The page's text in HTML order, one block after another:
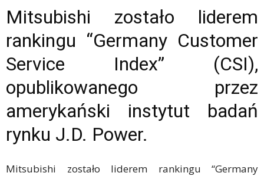
Mitsubishi zostało liderem
rankingu “Germany Customer
Service Index” (CSI),
opublikowanego przez
amerykański instytut badań
rynku J.D. Power.
Mitsubishi zostało liderem rankingu “Germany